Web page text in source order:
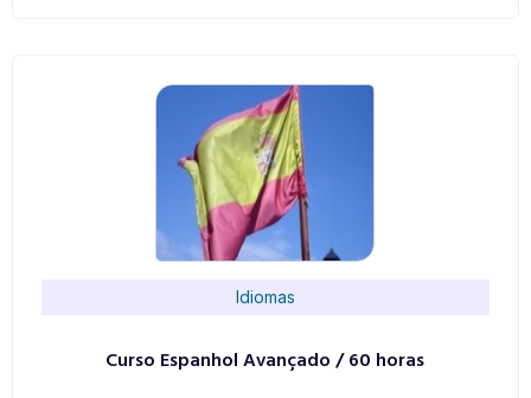
Idiomas
Curso Espanhol Avançado / 60 horas